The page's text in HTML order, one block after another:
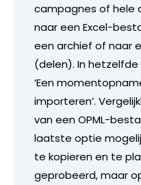
campagnes of hele
naar een Excel-
een archief of naar
(delen). In
‘Een
importeren’.
van een OPML-
laatste optie
te kopieren en te
geprobeerd, maar